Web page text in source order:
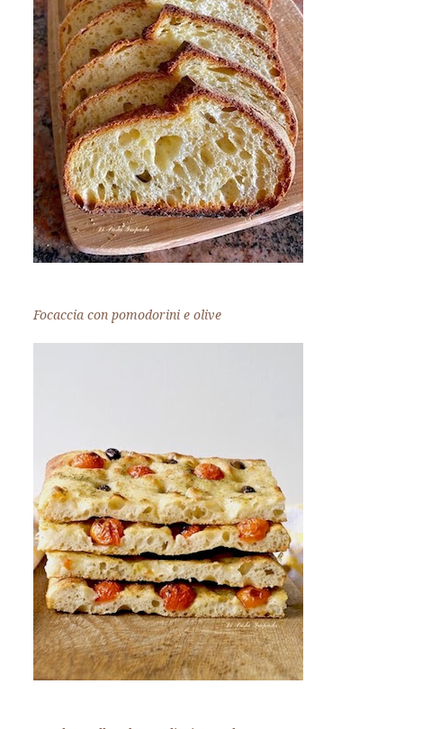
Focaccia con pomodorini e olive